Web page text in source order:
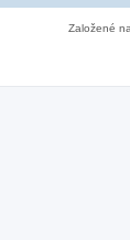
Založené na